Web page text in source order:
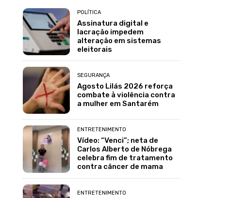
POLÍTICA
Assinatura digital e
lacração impedem
alteração em sistemas
eleitorais
SEGURANÇA
Agosto Lilás 2026 reforça
combate à violência contra
a mulher em Santarém
ENTRETENIMENTO
Vídeo: “Venci”; neta de
Carlos Alberto de Nóbrega
celebra fim de tratamento
contra câncer de mama
ENTRETENIMENTO